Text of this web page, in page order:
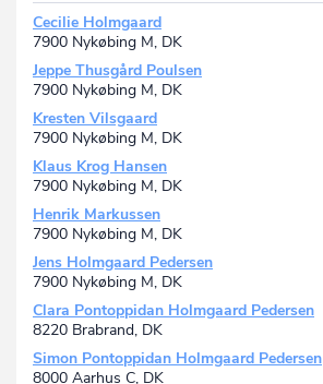
Cecilie Holmgaard
7900 Nykøbing M, DK
Jeppe Thusgård Poulsen
7900 Nykøbing M, DK
Kresten Vilsgaard
7900 Nykøbing M, DK
Klaus Krog Hansen
7900 Nykøbing M, DK
Henrik Markussen
7900 Nykøbing M, DK
Jens Holmgaard Pedersen
7900 Nykøbing M, DK
Clara Pontoppidan Holmgaard Pedersen
8220 Brabrand, DK
Simon Pontoppidan Holmgaard Pedersen
8000 Aarhus C, DK